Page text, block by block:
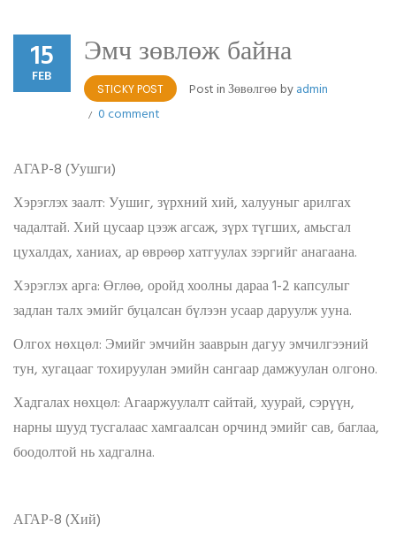
15
FEB
Эмч зөвлөж байна
STICKY POST Post inЗөвөлгөөbyadmin
0 comment
АГАР-8 (Уушги)
Хэрэглэх заалт: Уушиг, зүрхний хий, халууныг арилгах
чадалтай. Хий цусаар цээж агсаж, зүрх түгших, амьсгал
цухалдах, ханиах, ар өврөөр хатгуулах зэргийг анагаана.
Хэрэглэх арга: Өглөө, оройд хоолны дараа 1-2 капсулыг
задлан талх эмийг буцалсан бүлээн усаар даруулж ууна.
Олгох нөхцөл: Эмийг эмчийн зааврын дагуу эмчилгээний
тун, хугацааг тохируулан эмийн сангаар дамжуулан олгоно.
Хадгалах нөхцөл: Агааржуулалт сайтай, хуурай, сэрүүн,
нарны шууд тусгалаас хамгаалсан орчинд эмийг сав, баглаа,
боодолтой нь хадгална.
АГАР-8 (Хий)